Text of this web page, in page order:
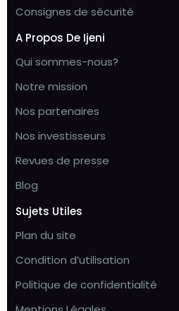
Consignes de sécurité
A Propos De Ijeni
Qui sommes-nous?
Notre mission
Nos partenaires
Nos investisseurs
Revues de presse
Blog
Sujets Utiles
Plan du site
Condition d’utilisation
Politique de confidentialité